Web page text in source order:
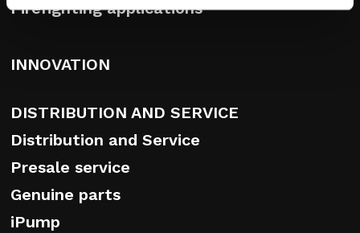
Firefighting applications
INNOVATION
DISTRIBUTION AND SERVICE
Distribution and Service
Presale service
Genuine parts
iPump